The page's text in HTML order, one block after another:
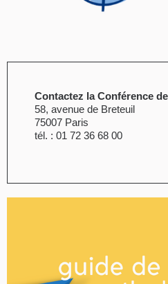
Contactez la Conférence
58, avenue de Breteuil
75007 Paris
tél. : 01 72 36 68 00